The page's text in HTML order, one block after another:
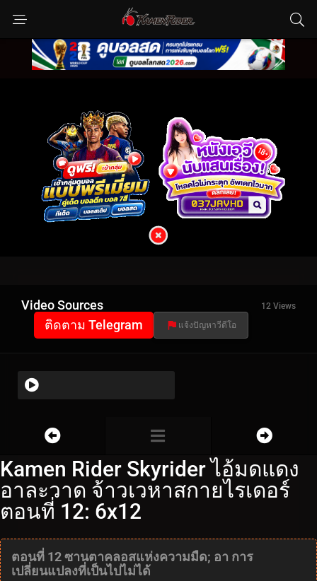
Video Sources 12 Views
ติดตาม Telegram แจ้งปัญหาวีดีโอ
Kamen Rider Skyrider ไอ้มดแดง
อาละวาด จ้าวเวหาสกายไรเดอร์
ตอนที่ 12: 6x12
ตอนที่ 12 ซานตาคลอสแห่งความมืด; อา การ
เปลี่ยนแปลงที่เป็นไปไม่ได้